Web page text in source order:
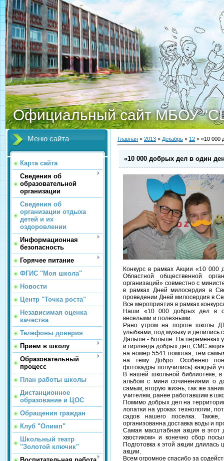
Официальный сайт МБОУ
Меню сайта
Карта сайта
Сведения об
образовательной
организации
Сведения об
организации отдыха
детей и их
оздоровлении
Информационная
безопасность
Горячее питание
ФГИС "Моя школа"
Новости
Центр "Точка роста"
Независимая оценка
качества
Телефоны доверия
Прием в школу
Образовательный
процесс
План работы школы
Дистанционное
образование и ЦОС
Обращения граждан
Клуб "Олимп"
Школьный театр
"Золотой ключик"
Главная » 2013 » Декабрь » 12 » «10 000
«10 000 добрых дел в один
Конкурс в рамках Акции «10 000
Областной общественной
организаций» совместно с
в рамках Дней милосердия в
проведении Дней милосердия в
Все мероприятия в рамках
Наши «10 000 добрых дел в
веселыми и полезными.
Рано утром на пороге школы
улыбками, под музыку и делились
Дальше - больше. На переменках
и гирлянда добрых дел, СМС
на номер 5541 помогая, тем
на тему Добро. Особенно
фотокадры получились) каждый
В нашей школьной библиотеке,
альбом с мини сочинениями о
самым, вторую жизнь, так же
учителям, ранее работавшим в
Помимо добрых дел на
лопатки на уроках технологии,
садов нашего поселка.
организованна доставка воды и
Самая масштабная акция в
хвостиком» и конечно сбор
Подготовка к этой акции
акции.
Всем огромное спасибо за